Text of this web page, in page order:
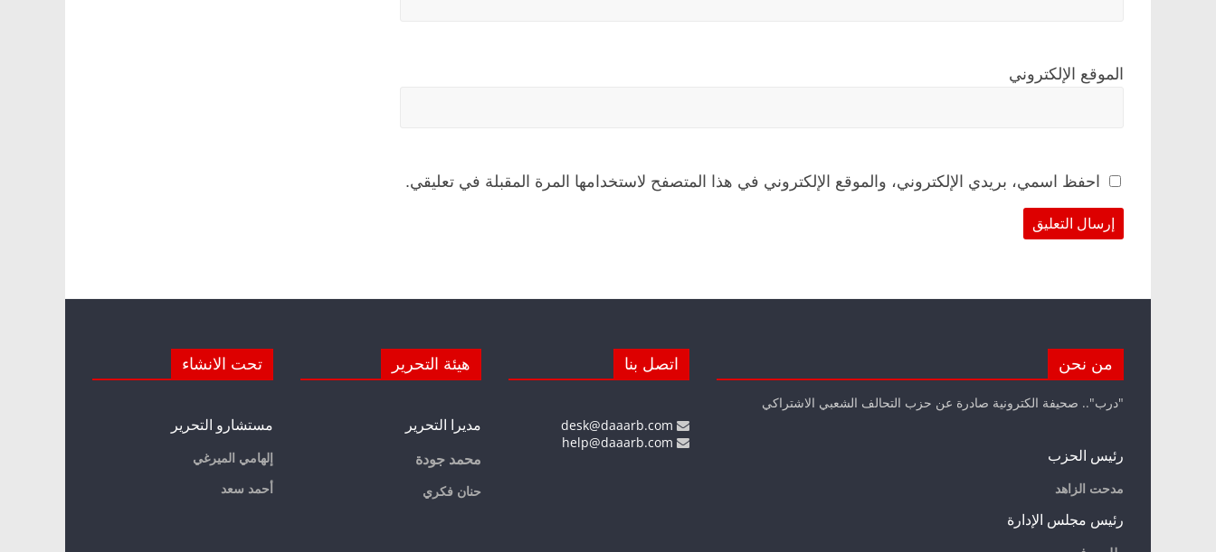
الموقع الإلكتروني
احفظ اسمي، بريدي الإلكتروني، والموقع الإلكتروني في هذا المتصفح لاستخدامها المرة المقبلة في تعليقي.
من نحن
"درب".. صحيفة الكترونية صادرة عن حزب التحالف الشعبي الاشتراكي
رئيس الحزب
مدحت الزاهد
رئيس مجلس الإدارة
اتصل بنا هيئة التحرير
مديرا التحرير
محمد جودة
حنان فكري
تحت الانشاء
مستشارو التحرير
إلهامي الميرغي
أحمد سعد